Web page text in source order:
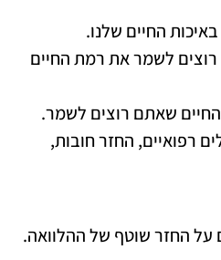
החיים שלנו.
רוצים לשמר את רמת החיים
רפואיים, החזר חובות,
על החזר שוטף של ההלוואה.